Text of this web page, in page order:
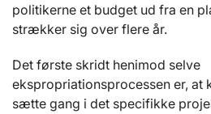
politikerne et budget ud fra en
strækker sig over flere år.
Det første skridt henimod selve
ekspropriationsprocessen er, at
sætte gang i det specifikke